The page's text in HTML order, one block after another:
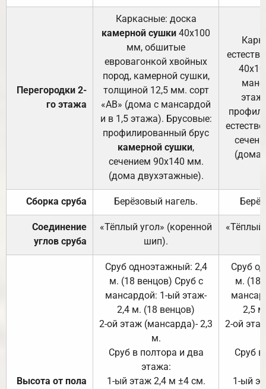
Перегородки 2-
го этажа
Каркасные: доска
камерной сушки 40х100
мм, обшитые
евровагонкой хвойных
пород, камерной сушки,
толщиной 12,5 мм. сорт
«АВ» (дома с мансардой
и в 1,5 этажа). Брусовые:
профилированный брус
камерной сушки,
сечением 90х140 мм.
(дома двухэтажные).
(дома
Сборка сруба Берёзовый нагель.
Соединение
углов сруба
«Тёплый угол» (коренной
шип).
«Тёплый
Высота от пола
Сруб одноэтажный: 2,4
м. (18 венцов) Сруб с
мансардой: 1-ый этаж-
2,4 м. (18 венцов)
2-ой этаж (мансарда)- 2,3
м.
Сруб в полтора и два
этажа:
1-ый этаж 2,4 м ±4 см.
Сруб
м. (18
2,5
2-ой
Сруб
1-ый